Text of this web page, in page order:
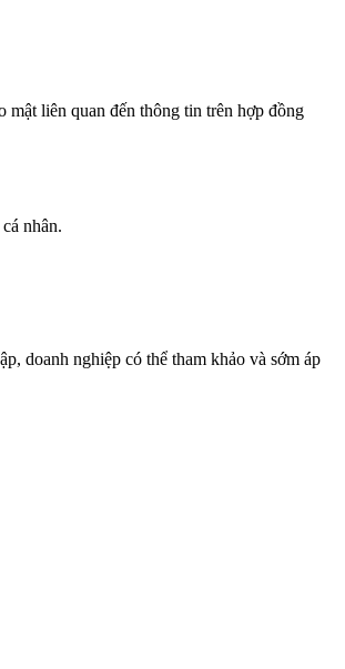
mật liên quan đến thông tin trên hợp đồng
nhân.
doanh nghiệp có thể tham khảo và sớm áp